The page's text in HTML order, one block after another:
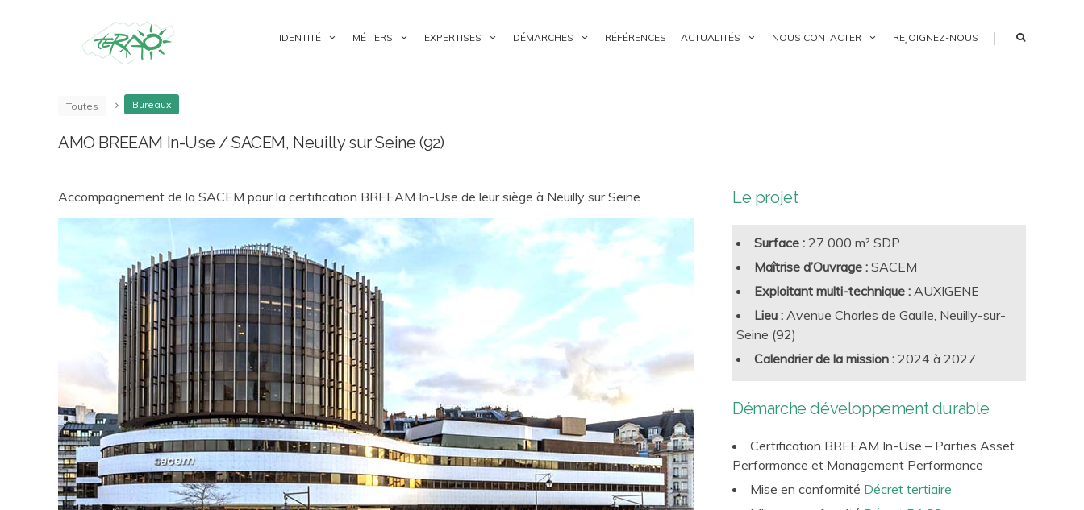
IDENTITÉ MÉTIERS EXPERTISES DÉMARCHES RÉFÉRENCES ACTUALITÉS NOUS CONTACTER REJOIGNEZ-NOUS |
Toutes Bureaux
AMO BREEAM In-Use / SACEM, Neuilly sur Seine (92)
Accompagnement de la SACEM pour la certification BREEAM In-Use de leur siège à Neuilly sur Seine Le projet
Surface :27 000 m² SDP
Maîtrise d’Ouvrage :SACEM
Exploitant multi-technique :AUXIGENE
Lieu :Avenue Charles de Gaulle, Neuilly-sur-
Seine (92)
Calendrier de la mission :2024 à 2027
Démarche développement durable
Certification BREEAM In-Use – Parties Asset
Performance et Management Performance
Mise en conformité Décret tertiaire